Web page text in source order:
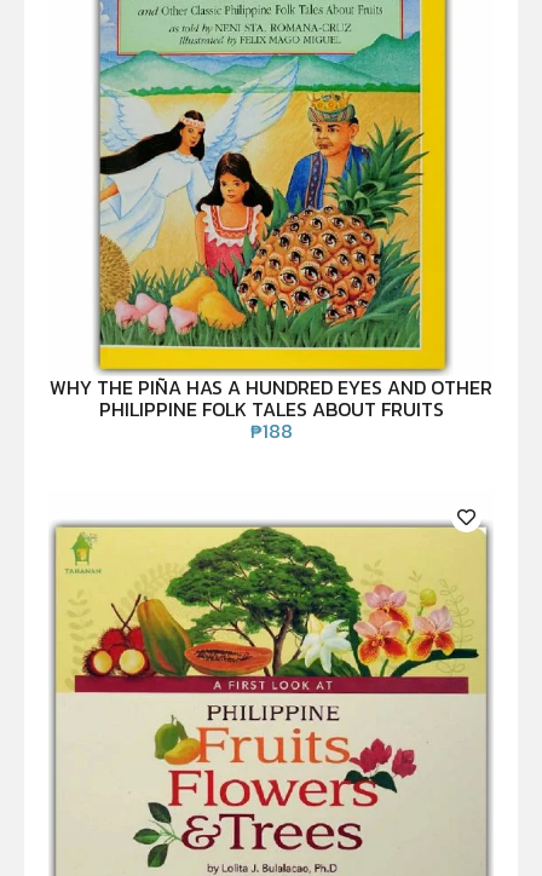
WHY THE PIÑA HAS A HUNDRED EYES AND OTHER
PHILIPPINE FOLK TALES ABOUT FRUITS
₱188